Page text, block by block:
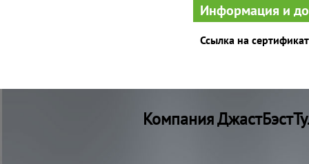
Информация и
Ссылка на сертификат
Компания